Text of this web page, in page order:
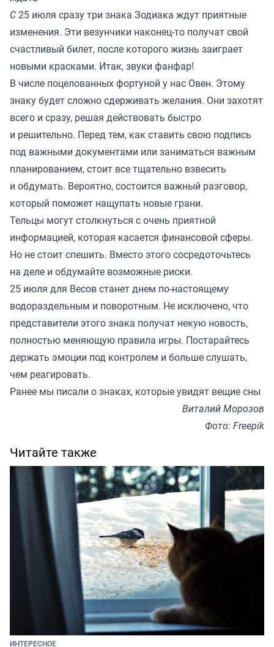
С 25 июля сразу три знака Зодиака ждут приятные
изменения. Эти везунчики наконец-то получат свой
счастливый билет, после которого жизнь заиграет
новыми красками. Итак, звуки фанфар!
В числе поцелованных фортуной у нас Овен. Этому
знаку будет сложно сдерживать желания. Они захотят
всего и сразу, решая действовать быстро
и решительно. Перед тем, как ставить свою подпись
под важными документами или заниматься важным
планированием, стоит все тщательно взвесить
и обдумать. Вероятно, состоится важный разговор,
который поможет нащупать новые грани.
Тельцы могут столкнуться с очень приятной
информацией, которая касается финансовой сферы.
Но не стоит спешить. Вместо этого сосредоточьтесь
на деле и обдумайте возможные риски.
25 июля для Весов станет днем по-настоящему
водораздельным и поворотным. Не исключено, что
представители этого знака получат некую новость,
полностью меняющую правила игры. Постарайтесь
держать эмоции под контролем и больше слушать,
чем реагировать.
Ранее мы писали о знаках, которые увидят вещие сны
Виталий Морозов
Фото: Freepik
Читайте также
ИНТЕРЕСНОЕ